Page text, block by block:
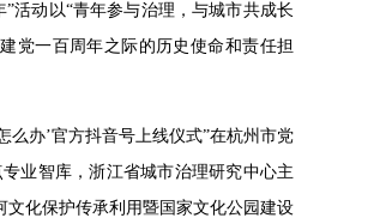
活动以“青年参与治理，与城市共成长
党一百周年之际的历史使命和责任担
么办’官方抖音号上线仪式”在杭州市党
业智库，浙江省城市治理研究中心主
化保护传承利用暨国家文化公园建设